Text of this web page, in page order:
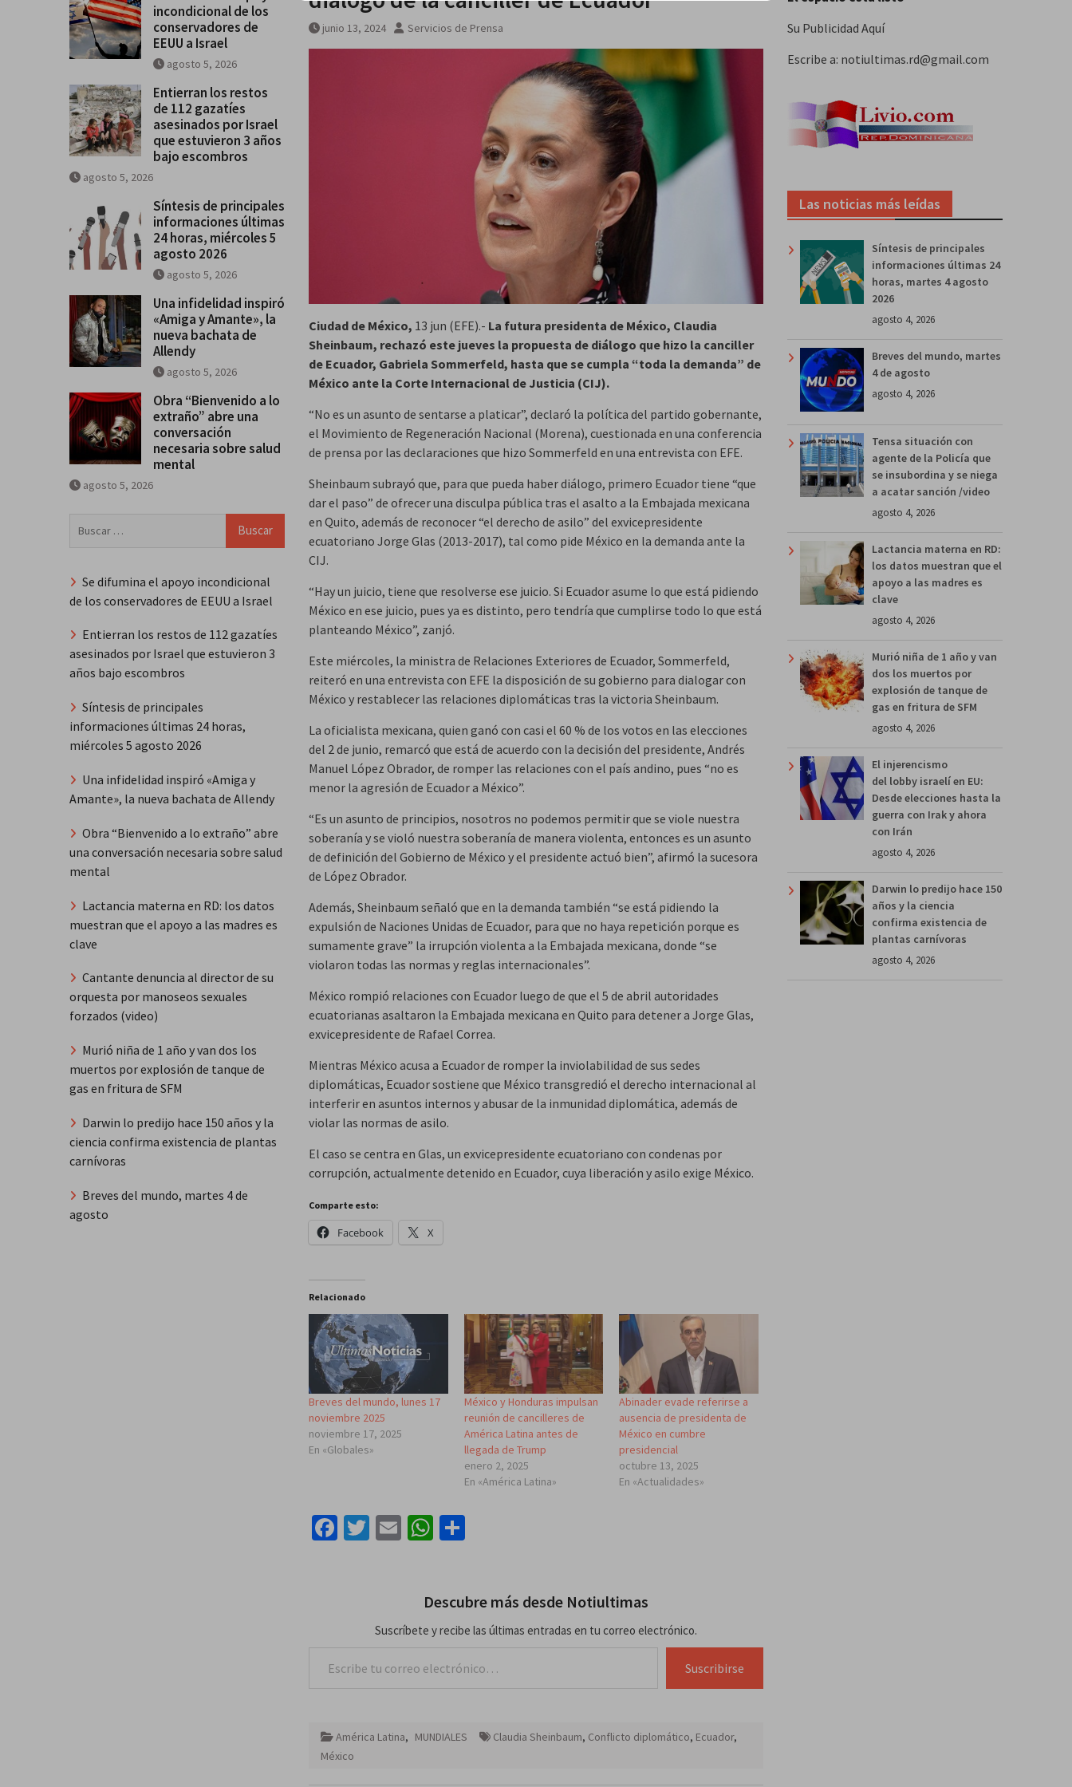
Se difumina el apoyo incondicional de
los conservadores de EEUU a Israel
junio 13, 2024 Servicios de Prensa
Ciudad de México, 13 jun (EFE).- La futura presidenta de México, Claudia
Sheinbaum, rechazó este jueves la propuesta de diálogo que hizo la canciller
de Ecuador, Gabriela Sommerfeld, hasta que se cumpla “toda la demanda” de
México ante la Corte Internacional de Justicia (CIJ).
“No es un asunto de sentarse a platicar”, declaró la política del partido gobernante,
el Movimiento de Regeneración Nacional (Morena), cuestionada en una conferencia
de prensa por las declaraciones que hizo Sommerfeld en una entrevista con EFE.
Sheinbaum subrayó que, para que pueda haber diálogo, primero Ecuador tiene “que
dar el paso” de ofrecer una disculpa pública tras el asalto a la Embajada mexicana
en Quito, además de reconocer “el derecho de asilo” del exvicepresidente
ecuatoriano Jorge Glas (2013-2017), tal como pide México en la demanda ante la
CIJ.
“Hay un juicio, tiene que resolverse ese juicio. Si Ecuador asume lo que está pidiendo
México en ese juicio, pues ya es distinto, pero tendría que cumplirse todo lo que está
planteando México”, zanjó.
Este miércoles, la ministra de Relaciones Exteriores de Ecuador, Sommerfeld,
reiteró en una entrevista con EFE la disposición de su gobierno para dialogar con
México y restablecer las relaciones diplomáticas tras la victoria Sheinbaum.
La oficialista mexicana, quien ganó con casi el 60 % de los votos en las elecciones
del 2 de junio, remarcó que está de acuerdo con la decisión del presidente, Andrés
Manuel López Obrador, de romper las relaciones con el país andino, pues “no es
menor la agresión de Ecuador a México”.
“Es un asunto de principios, nosotros no podemos permitir que se viole nuestra
soberanía y se violó nuestra soberanía de manera violenta, entonces es un asunto
de definición del Gobierno de México y el presidente actuó bien”, afirmó la sucesora
de López Obrador.
Además, Sheinbaum señaló que en la demanda también “se está pidiendo la
expulsión de Naciones Unidas de Ecuador, para que no haya repetición porque es
sumamente grave” la irrupción violenta a la Embajada mexicana, donde “se
violaron todas las normas y reglas internacionales”.
México rompió relaciones con Ecuador luego de que el 5 de abril autoridades
ecuatorianas asaltaron la Embajada mexicana en Quito para detener a Jorge Glas,
exvicepresidente de Rafael Correa.
Mientras México acusa a Ecuador de romper la inviolabilidad de sus sedes
diplomáticas, Ecuador sostiene que México transgredió el derecho internacional al
interferir en asuntos internos y abusar de la inmunidad diplomática, además de
violar las normas de asilo.
El caso se centra en Glas, un exvicepresidente ecuatoriano con condenas por
corrupción, actualmente detenido en Ecuador, cuya liberación y asilo exige México.
Comparte esto:
Facebook X
Relacionado
Breves del mundo, lunes 17
noviembre 2025
noviembre 17, 2025
En «Globales»
México y Honduras impulsan
reunión de cancilleres de
América Latina antes de
llegada de Trump
enero 2, 2025
En «América Latina»
Abinader evade referirse a
ausencia de presidenta de
México en cumbre
presidencial
octubre 13, 2025
En «Actualidades»
Facebook
Twitter
EmailWhatsApp
Descubre más desde Notiultimas
Suscríbete y recibe las últimas entradas en tu correo electrónico.
Suscribirse
América Latina, MUNDIALES Claudia Sheinbaum, Conflicto diplomático, Ecuador,
México
Su Publicidad Aquí
Escribe a: notiultimas.rd@gmail.com
Las noticias más leídas
Síntesis de principales
informaciones últimas 24
horas, martes 4 agosto
2026
agosto 4, 2026
Breves del mundo, martes
4 de agosto
agosto 4, 2026
Tensa situación con
agente de la Policía que
se insubordina y se niega
a acatar sanción /video
agosto 4, 2026
Lactancia materna en RD:
los datos muestran que el
apoyo a las madres es
clave
agosto 4, 2026
Murió niña de 1 año y van
dos los muertos por
explosión de tanque de
gas en fritura de SFM
agosto 4, 2026
El injerencismo
del lobby israelí en EU:
Desde elecciones hasta la
guerra con Irak y ahora
con Irán
agosto 4, 2026
Darwin lo predijo hace 150
años y la ciencia
confirma existencia de
plantas carnívoras
agosto 4, 2026
incondicional de los
conservadores de
EEUU a Israel
agosto 5, 2026
Entierran los restos
de 112 gazatíes
asesinados por Israel
que estuvieron 3 años
bajo escombros
agosto 5, 2026
Síntesis de principales
informaciones últimas
24 horas, miércoles 5
agosto 2026
agosto 5, 2026
Una infidelidad inspiró
«Amiga y Amante», la
nueva bachata de
Allendy
agosto 5, 2026
Obra “Bienvenido a lo
extraño” abre una
conversación
necesaria sobre salud
mental
agosto 5, 2026
Se difumina el apoyo incondicional
de los conservadores de EEUU a Israel
Entierran los restos de 112 gazatíes
asesinados por Israel que estuvieron 3
años bajo escombros
Síntesis de principales
informaciones últimas 24 horas,
miércoles 5 agosto 2026
Una infidelidad inspiró «Amiga y
Amante», la nueva bachata de Allendy
Obra “Bienvenido a lo extraño” abre
una conversación necesaria sobre salud
mental
Lactancia materna en RD: los datos
muestran que el apoyo a las madres es
clave
Cantante denuncia al director de su
orquesta por manoseos sexuales
forzados (video)
Murió niña de 1 año y van dos los
muertos por explosión de tanque de
gas en fritura de SFM
Darwin lo predijo hace 150 años y la
ciencia confirma existencia de plantas
carnívoras
Breves del mundo, martes 4 de
agosto